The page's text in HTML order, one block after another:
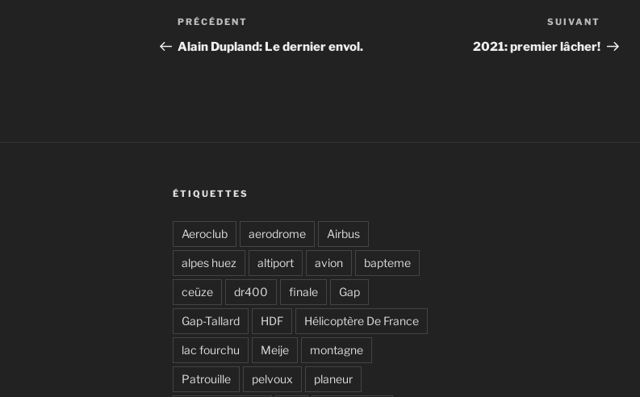
Navigation
de
Article
précédent
PRÉCÉDENT
Alain Dupland: Le dernier envol.
suivant
SUIVANT
2021: premier lâcher!
ÉTIQUETTES
Aeroclub aerodrome Airbus
alpes huez altiport avion bapteme
ceüze dr400 finale Gap
Gap-Tallard HDF Hélicoptère De France
lac fourchu Meije montagne
Patrouille pelvoux planeur